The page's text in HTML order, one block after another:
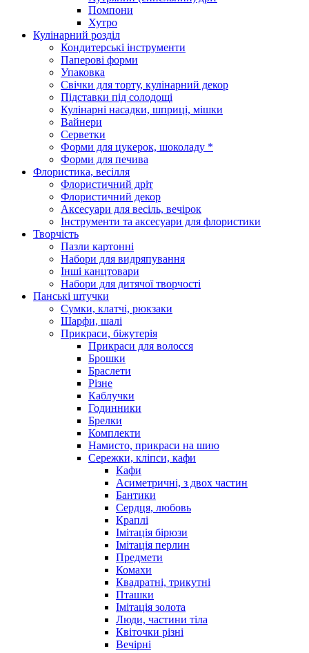
Помпони
Хутро
Кулінарний розділ
Кондитерські інструменти
Паперові форми
Упаковка
Свічки для торту, кулінарний декор
Підставки під солодощі
Кулінарні насадки, шприці, мішки
Вайнери
Серветки
Форми для цукерок, шоколаду *
Форми для печива
Флористика, весілля
Флористичний дріт
Флористичний декор
Аксесуари для весіль, вечірок
Інструменти та аксесуари для флористики
Творчість
Пазли картонні
Набори для видряпування
Інші канцтовари
Набори для дитячої творчості
Панські штучки
Сумки, клатчі, рюкзаки
Шарфи, шалі
Прикраси, біжутерія
Прикраси для волосся
Брошки
Браслети
Різне
Каблучки
Годинники
Брелки
Комплекти
Намисто, прикраси на шию
Сережки, кліпси, кафи
Кафи
Асиметричні, з двох частин
Бантики
Сердця, любовь
Краплі
Імітація бірюзи
Імітація перлин
Предмети
Комахи
Квадратні, трикутні
Пташки
Імітація золота
Люди, частини тіла
Квіточки різні
Вечірні